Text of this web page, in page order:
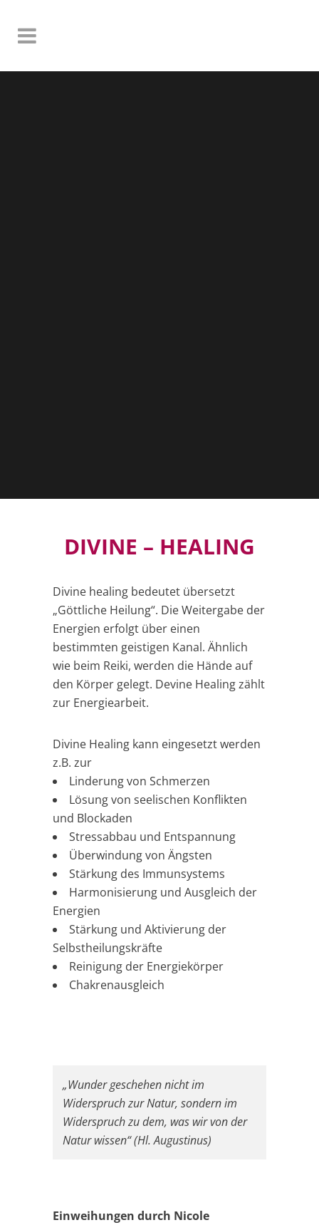
DIVINE – HEALING
Divine healing bedeutet übersetzt
„Göttliche Heilung“. Die Weitergabe der
Energien erfolgt über einen
bestimmten geistigen Kanal. Ähnlich
wie beim Reiki, werden die Hände auf
den Körper gelegt. Devine Healing zählt
zur Energiearbeit.
Divine Healing kann eingesetzt werden
z.B. zur
Linderung von Schmerzen
Lösung von seelischen Konflikten
und Blockaden
Stressabbau und Entspannung
Überwindung von Ängsten
Stärkung des Immunsystems
Harmonisierung und Ausgleich der
Energien
Stärkung und Aktivierung der
Selbstheilungskräfte
Reinigung der Energiekörper
Chakrenausgleich
„Wunder geschehen nicht im
Widerspruch zur Natur, sondern im
Widerspruch zu dem, was wir von der
Natur wissen“ (Hl. Augustinus)
Einweihungen durch Nicole